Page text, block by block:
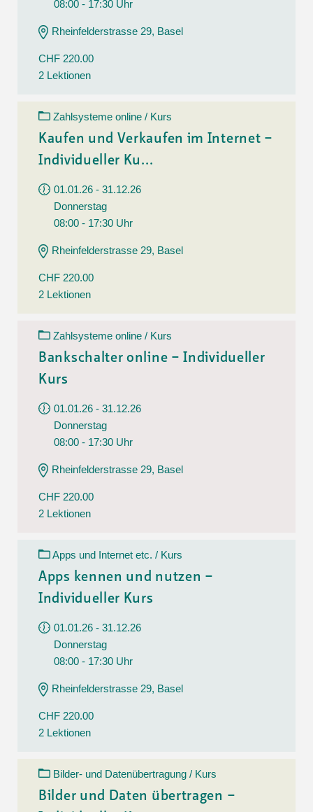
08:00 - 17:30 Uhr
Rheinfelderstrasse 29, Basel
CHF 220.00
2 Lektionen
Zahlsysteme online / Kurs
Kaufen und Verkaufen im Internet –
Individueller Ku...
01.01.26 - 31.12.26
Donnerstag
08:00 - 17:30 Uhr
Rheinfelderstrasse 29, Basel
CHF 220.00
2 Lektionen
Zahlsysteme online / Kurs
Bankschalter online – Individueller
Kurs
01.01.26 - 31.12.26
Donnerstag
08:00 - 17:30 Uhr
Rheinfelderstrasse 29, Basel
CHF 220.00
2 Lektionen
Apps und Internet etc. / Kurs
Apps kennen und nutzen –
Individueller Kurs
01.01.26 - 31.12.26
Donnerstag
08:00 - 17:30 Uhr
Rheinfelderstrasse 29, Basel
CHF 220.00
2 Lektionen
Bilder- und Datenübertragung / Kurs
Bilder und Daten übertragen –